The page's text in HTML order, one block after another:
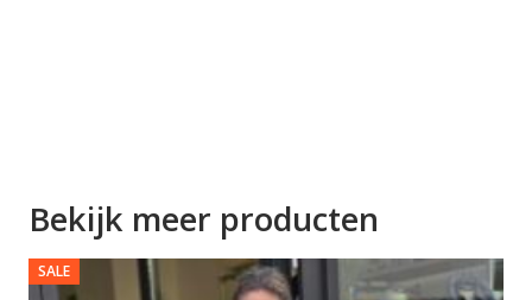
Bekijk meer producten
SALE